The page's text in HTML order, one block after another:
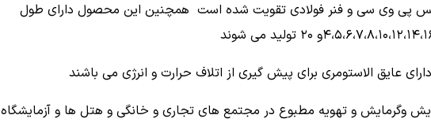
پی وی سی و فنر فولادی تقویت شده است همچنین این محصول دارای طول
عایق الاستومری برای پیش گیری از اتلاف حرارت و انرژی می باشند
وگرمایش و تهویه مطبوع در مجتمع های تجاری و خانگی و هتل ها و آزمایشگاه